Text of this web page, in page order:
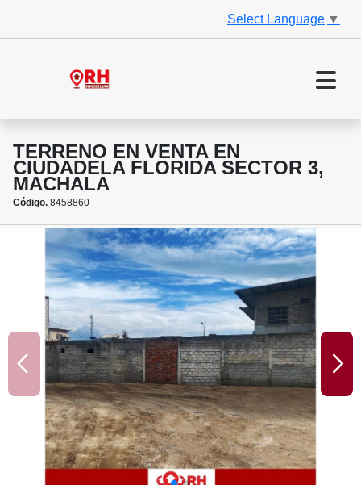
Select Language ▼
TERRENO EN VENTA EN
CIUDADELA FLORIDA SECTOR 3,
MACHALA
Código. 8458860